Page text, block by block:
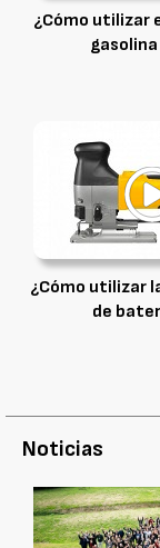
¿Cómo utilizar
¿Cómo utilizar
de
Noticias